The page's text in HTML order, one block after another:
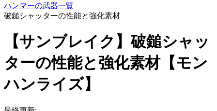
ハンマーの武器一覧
破鎚シャッターの性能と強化素材
【サンブレイク】破鎚シャッ
ターの性能と強化素材【モン
ハンライズ】